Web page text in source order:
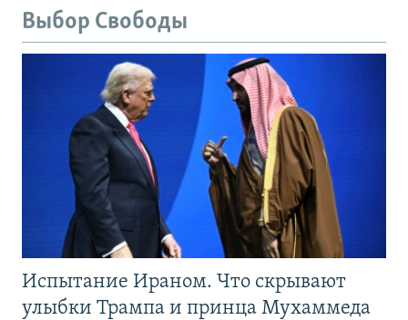
Выбор Свободы
Испытание Ираном. Что скрывают
улыбки Трампа и принца Мухаммеда